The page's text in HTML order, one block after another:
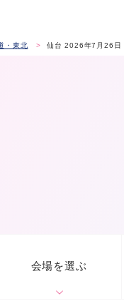
・東北 仙台 2026年7月26日
会場を選ぶ